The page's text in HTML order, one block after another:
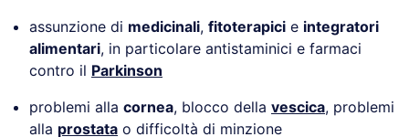
assunzione di medicinali, fitoterapici e integratori
alimentari, in particolare antistaminici e farmaci
contro il Parkinson
problemi alla cornea, blocco della vescica, problemi
alla prostata o difficoltà di minzione